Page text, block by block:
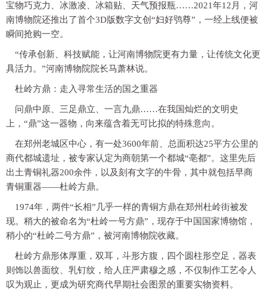
宝物巧克力、冰激凌、冰箱贴、天气预报瓶……2021年12月，河
南博物院还推出了首个3D版数字文创“妇好鸮尊”，一经上线便被
瞬间抢购一空。
“传承创新、科技赋能，让河南博物院更有力量，让传统文化更
具活力。”河南博物院院长马萧林说。
杜岭方鼎：走入寻常生活的国之重器
问鼎中原、三足鼎立、一言九鼎……在我国灿烂的文明史
上，“鼎”这一器物，向来蕴含着无可比拟的特殊意向。
在郑州老城区中心，有一处3600年前、总面积达25平方公里的
商代都城遗址，被专家认定为商朝第一个都城“亳都”。这里先后
出土青铜礼器200余件，以及刻有文字的牛骨，其中就包括早商
青铜重器——杜岭方鼎。
1974年，两件“长相”几乎一样的青铜方鼎在郑州杜岭街被发
现。稍大的被命名为“杜岭一号方鼎”，现存于中国国家博物馆，
稍小的“杜岭二号方鼎”，被河南博物院收藏。
杜岭方鼎形体厚重，双耳，斗形方腹，四个圆柱形空足，器表
则饰以兽面纹、乳钉纹，给人庄严肃穆之感，不仅制作工艺令人
叹为观止，更成为研究商代早期社会图景的重要实物资料。